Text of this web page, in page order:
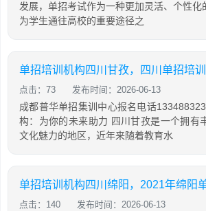
发展，单招考试作为一种更加灵活、个性化
为学生通往高校的重要途径之
单招培训机构四川甘孜，四川单招培
点击：73 发布时间：2026-06-13
成都普华单招集训中心报名电话
构：为你的未来助力 四川甘孜是一个拥有
文化魅力的地区，近年来随着教育水
单招培训机构四川绵阳，2021年绵阳
点击：140 发布时间：2026-06-13